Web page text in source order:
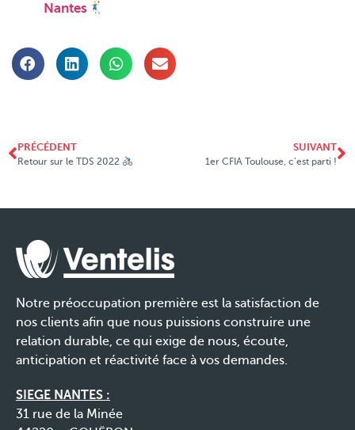
Nantes
PRÉCÉDENT
Retour sur le TDS 2022
SUIVANT
1er CFIA Toulouse, c’est parti !
Notre préoccupation première est la satisfaction de
nos clients afin que nous puissions construire une
relation durable, ce qui exige de nous, écoute,
anticipation et réactivité face à vos demandes.
SIEGE NANTES :
31 rue de la Minée